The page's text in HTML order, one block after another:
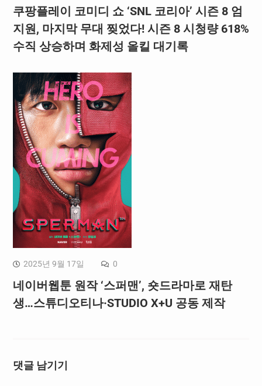
쿠팡플레이 코미디 쇼 ‘SNL 코리아’ 시즌 8 엄
지원, 마지막 무대 찢었다! 시즌 8 시청량 618%
수직 상승하며 화제성 올킬 대기록
2025년 9월 17일 0
네이버웹툰 원작 ‘스퍼맨’, 숏드라마로 재탄
생…스튜디오티나·STUDIO X+U 공동 제작
댓글 남기기